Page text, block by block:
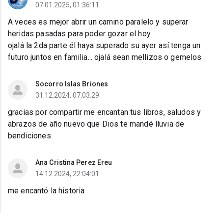
07.01.2025, 01:36:11
A veces es mejor abrir un camino paralelo y superar
heridas pasadas para poder gozar el hoy.
ojalá la 2da parte él haya superado su ayer así tenga un
futuro juntos en familia... ojalá sean mellizos o gemelos
Socorro Islas Briones
31.12.2024, 07:03:29
gracias por compartir me encantan tus libros, saludos y
abrazos de año nuevo que Dios te mandé lluvia de
bendiciones
Ana Cristina Perez Ereu
14.12.2024, 22:04:01
me encantó la historia